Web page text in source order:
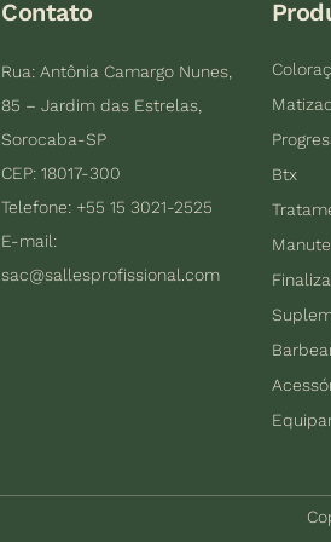
Contato
Rua: Antônia Camargo Nunes,
85 – Jardim das Estrelas,
Sorocaba-SP
CEP: 18017-300
Telefone: +55 15 3021-2525
E-mail:
sac@sallesprofissional.com
Btx